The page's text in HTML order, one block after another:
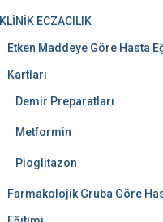
KLİNİK ECZACILIK
Etken Maddeye Göre Hasta
Kartları
Demir Preparatları
Metformin
Pioglitazon
Farmakolojik Gruba Göre